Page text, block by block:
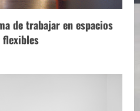
de trabajar en espacios